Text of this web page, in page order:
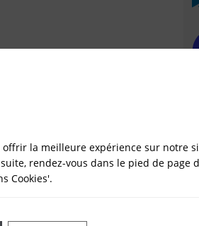
la meilleure expérience sur notre
rendez-vous dans le pied de page
Cookies'.